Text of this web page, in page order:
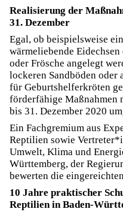
Realisierung der
31. Dezember
Egal, ob beispielsweise
wärmeliebende
oder Frösche angelegt
lockeren Sandböden oder
für Geburtshelferkröten
förderfähige Maßnahmen
bis 31. Dezember 2020
Ein Fachgremium aus
Reptilien sowie
Umwelt, Klima und
Württemberg, der
bewerten die
10 Jahre praktischer
Reptilien in Baden-